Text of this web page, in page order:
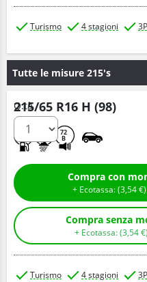
Turismo 4 stagioni
Tutte le misure 215's
215/65 R16 H (98)
72
B
Q.tà
+ Ecotassa: (3,54€
+ Ecotassa: (3,54€
Turismo 4 stagioni